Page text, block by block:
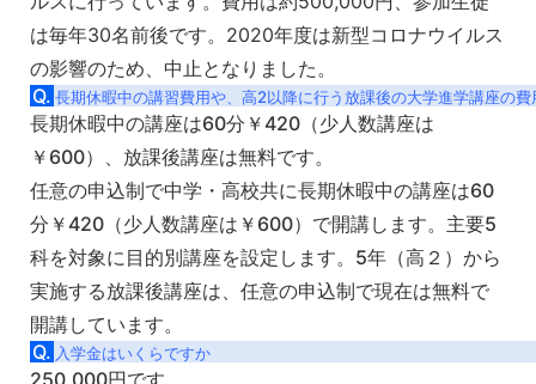
は毎年30名前後です。2020年度は新型コロナウイルス
の影響のため、中止となりました。
Q. 長期休暇中の講習費用や、高2以降に行う放課後の大学進学講座の
長期休暇中の講座は60分￥420（少人数講座は
￥600）、放課後講座は無料です。
任意の申込制で中学・高校共に長期休暇中の講座は60
分￥420（少人数講座は￥600）で開講します。主要5
科を対象に目的別講座を設定します。5年（高２）から
実施する放課後講座は、任意の申込制で現在は無料で
開講しています。
Q. 入学金はいくらですか
250,000円です。